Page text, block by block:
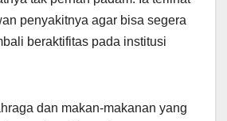
penyakitnya agar bisa segera
beraktifitas pada institusi
dan makan-makanan yang